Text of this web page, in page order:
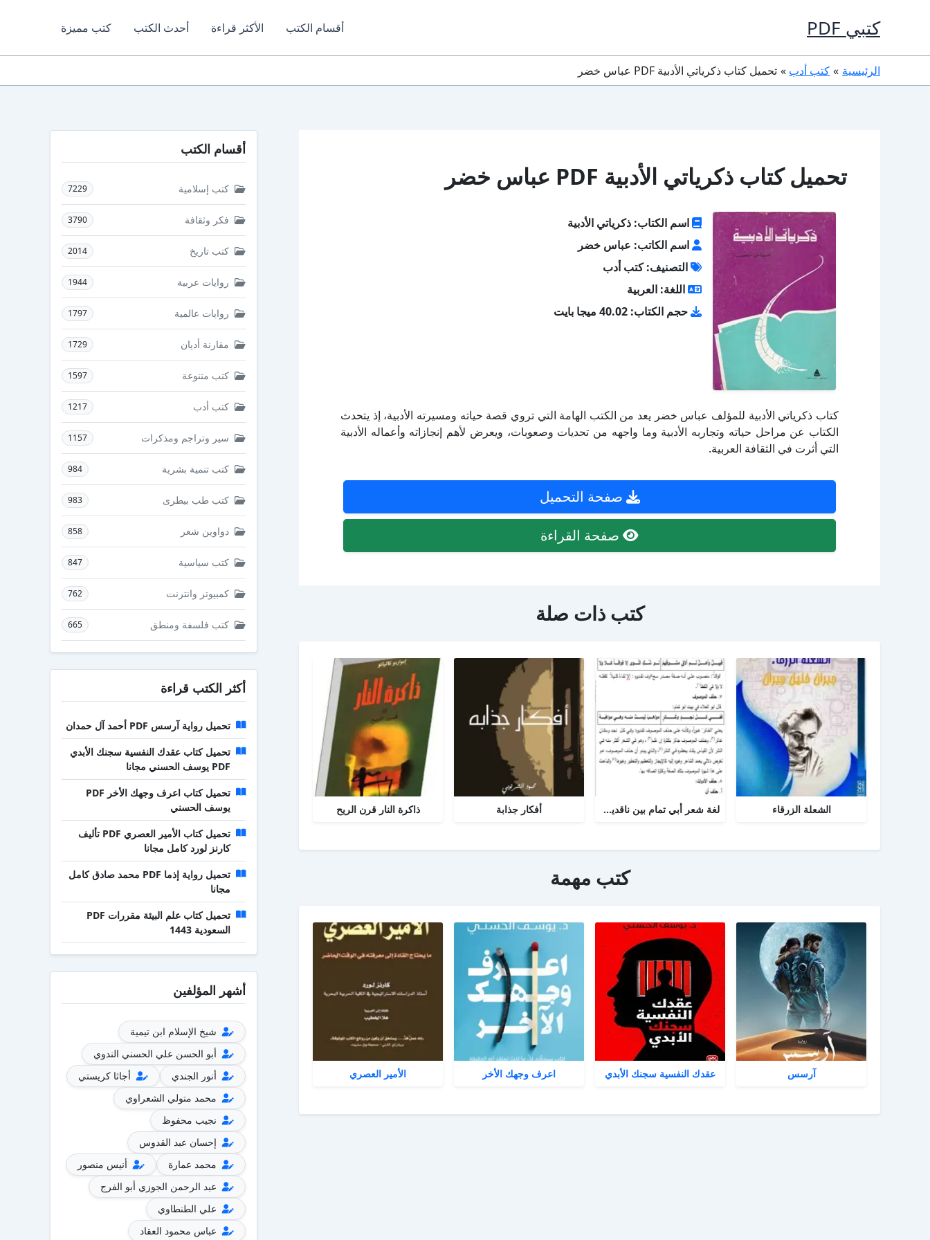
كتبي PDF أقسام الكتب الأكثر قراءة أحدث الكتب كتب مميزة
الرئيسية كتب أدب تحميل كتاب ذكرياتي الأدبية PDF عباس خضر
تحميل كتاب ذكرياتي الأدبية PDF عباس خضر
اسم الكتاب: ذكرياتي الأدبية
اسم الكاتب: عباس خضر
التصنيف: كتب أدب
اللغة: العربية
حجم الكتاب: 40.02 ميجا بايت
كتاب ذكرياتي الأدبية للمؤلف عباس خضر يعد من الكتب الهامة التي تروي قصة حياته ومسيرته الأدبية، إذ يتحدث
الكتاب عن مراحل حياته وتجاربه الأدبية وما واجهه من تحديات وصعوبات، ويعرض لأهم إنجازاته وأعماله الأدبية
التي أثرت في الثقافة العربية.
صفحة التحميل
صفحة القراءة
كتب ذات صلة
الشعلة الزرقاء لغة شعر أبي تمام بين ناقديه - رسالة لغه عربية أفكار جذابة ذاكرة النار قرن الريح
كتب مهمة
آرسس عقدك النفسية سجنك الأبدي اعرف وجهك الأخر الأمير العصري
أقسام الكتب
كتب إسلامية 7229
فكر وثقافة 3790
كتب تاريخ 2014
روايات عربية 1944
روايات عالمية 1797
مقارنة أديان 1729
كتب متنوعة 1597
كتب أدب 1217
سير وتراجم ومذكرات 1157
كتب تنمية بشرية 984
كتب طب بيطرى 983
دواوين شعر 858
كتب سياسية 847
كمبيوتر وانترنت 762
كتب فلسفة ومنطق 665
أكثر الكتب قراءة
تحميل رواية آرسس PDF أحمد آل حمدان
تحميل كتاب عقدك النفسية سجنك الأبدي
PDF يوسف الحسني مجانا
تحميل كتاب اعرف وجهك الأخر PDF
يوسف الحسني
تحميل كتاب الأمير العصري PDF تأليف
كارنز لورد كامل مجانا
تحميل رواية إذما PDF محمد صادق كامل
مجانا
تحميل كتاب علم البيئة مقررات PDF
السعودية 1443
أشهر المؤلفين
شيخ الإسلام ابن تيمية
أبو الحسن علي الحسني الندوي
أنور الجندي
أجاثا كريستي
محمد متولي الشعراوي
نجيب محفوظ
إحسان عبد القدوس
محمد عمارة
أنيس منصور
عبد الرحمن الجوزي أبو الفرج
علي الطنطاوي
عباس محمود العقاد